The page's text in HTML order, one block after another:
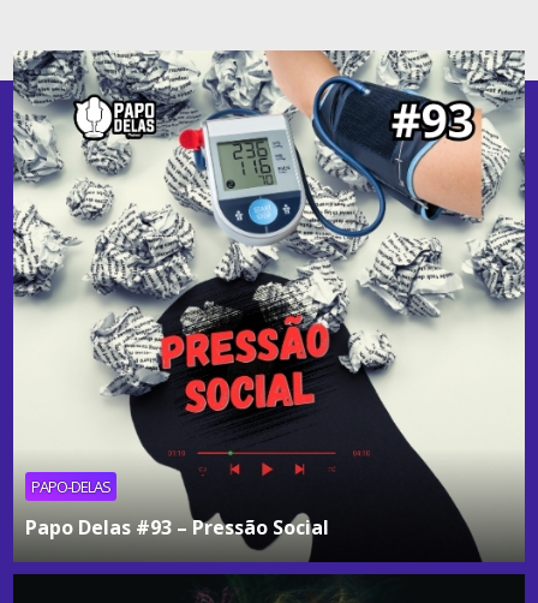
PAPO-DELAS
Papo Delas #93 – Pressão Social